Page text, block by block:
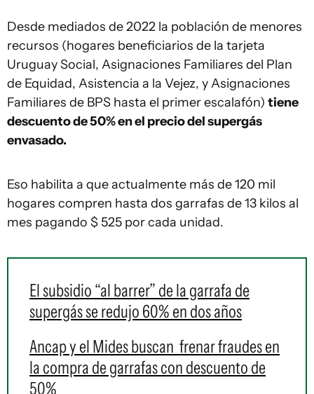
Desde mediados de 2022 la población de menores
recursos (hogares beneficiarios de la tarjeta
Uruguay Social, Asignaciones Familiares del Plan
de Equidad, Asistencia a la Vejez, y Asignaciones
Familiares de BPS hasta el primer escalafón) tiene
descuento de 50% en el precio del supergás
envasado.
Eso habilita a que actualmente más de 120 mil
hogares compren hasta dos garrafas de 13 kilos al
mes pagando $ 525 por cada unidad.
El subsidio “al barrer” de la garrafa de
supergás se redujo 60% en dos años
Ancap y el Mides buscan frenar fraudes en
la compra de garrafas con descuento de
50%